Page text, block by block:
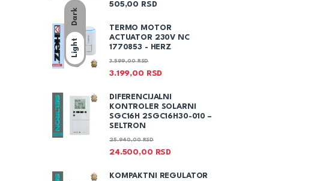
Dark
Light
505,00 RSD
TERMO MOTOR
ACTUATOR 230V NC
1770853 - HERZ
3.199,00 RSD
3.599,00RSD
DIFERENCIJALNI
KONTROLER SOLARNI
SGC16H 2SGC16H30-010 –
SELTRON
24.500,00 RSD
25.940,00RSD
KOMPAKTNI REGULATOR